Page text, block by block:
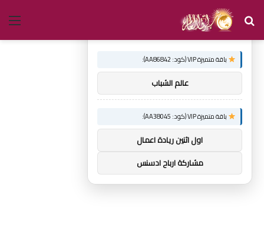
بحث
عن
توصيات :
باقة متميزة VIP (كود: AA86842):
عالم الشباب
باقة متميزة VIP (كود: AA38045):
اول اثنين ريادة اعمال
مشاركة ارباح ادسنس